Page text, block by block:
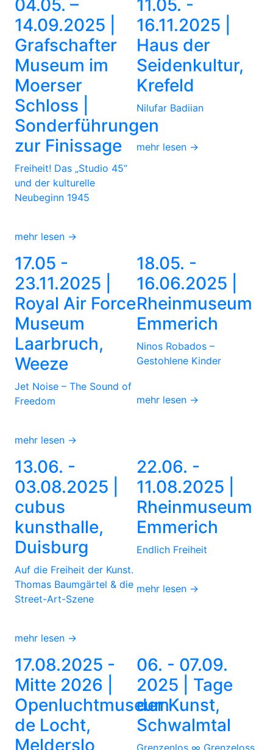
04.05. –
14.09.2025 |
Grafschafter
Museum im
Moerser
Schloss |
Sonderführungen
zur Finissage
Freiheit! Das „Studio 45“
und der kulturelle
Neubeginn 1945
mehr lesen →
11.05. -
16.11.2025 |
Haus der
Seidenkultur,
Krefeld
Nilufar Badiian
mehr lesen →
17.05 -
23.11.2025 |
Royal Air Force
Museum
Laarbruch,
Weeze
Jet Noise – The Sound of
Freedom
mehr lesen →
18.05. -
16.06.2025 |
Rheinmuseum
Emmerich
Ninos Robados –
Gestohlene Kinder
mehr lesen →
13.06. -
03.08.2025 |
cubus
kunsthalle,
Duisburg
Auf die Freiheit der Kunst.
Thomas Baumgärtel & die
Street-Art-Szene
mehr lesen →
22.06. -
11.08.2025 |
Rheinmuseum
Emmerich
Endlich Freiheit
mehr lesen →
17.08.2025 -
Mitte 2026 |
Openluchtmuseum
de Locht,
Melderslo
06. - 07.09.
2025 | Tage
der Kunst,
Schwalmtal
Grenzenlos ∞ Grenzeloss